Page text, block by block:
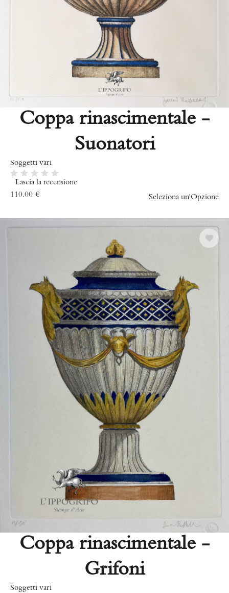
Coppa rinascimentale -
Suonatori
Soggetti vari
Lascia la recensione
€
110.00 Seleziona un'Opzione
Coppa rinascimentale -
Grifoni
Soggetti vari